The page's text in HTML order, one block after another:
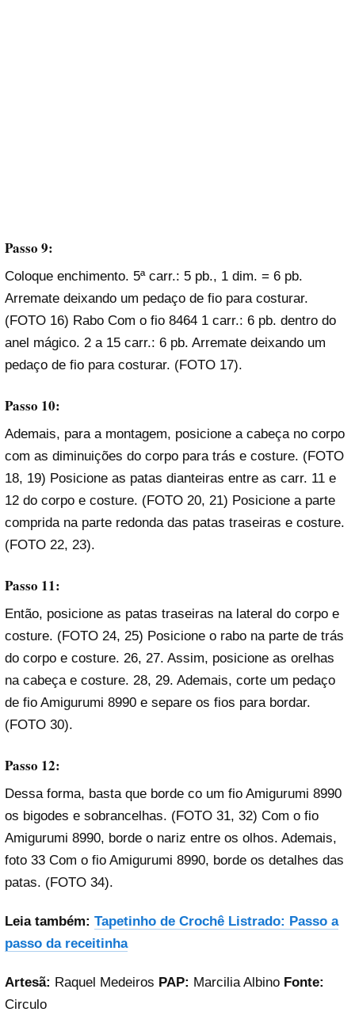
Passo 9:
Coloque enchimento. 5ª carr.: 5 pb., 1 dim. = 6 pb.
Arremate deixando um pedaço de fio para costurar.
(FOTO 16) Rabo Com o fio 8464 1 carr.: 6 pb. dentro do
anel mágico. 2 a 15 carr.: 6 pb. Arremate deixando um
pedaço de fio para costurar. (FOTO 17).
Passo 10:
Ademais, para a montagem, posicione a cabeça no corpo
com as diminuições do corpo para trás e costure. (FOTO
18, 19) Posicione as patas dianteiras entre as carr. 11 e
12 do corpo e costure. (FOTO 20, 21) Posicione a parte
comprida na parte redonda das patas traseiras e costure.
(FOTO 22, 23).
Passo 11:
Então, posicione as patas traseiras na lateral do corpo e
costure. (FOTO 24, 25) Posicione o rabo na parte de trás
do corpo e costure. 26, 27. Assim, posicione as orelhas
na cabeça e costure. 28, 29. Ademais, corte um pedaço
de fio Amigurumi 8990 e separe os fios para bordar.
(FOTO 30).
Passo 12:
Dessa forma, basta que borde co um fio Amigurumi 8990
os bigodes e sobrancelhas. (FOTO 31, 32) Com o fio
Amigurumi 8990, borde o nariz entre os olhos. Ademais,
foto 33 Com o fio Amigurumi 8990, borde os detalhes das
patas. (FOTO 34).
Leia também: Tapetinho de Crochê Listrado: Passo a
passo da receitinha
Artesã: Raquel Medeiros PAP: Marcilia Albino Fonte:
Circulo